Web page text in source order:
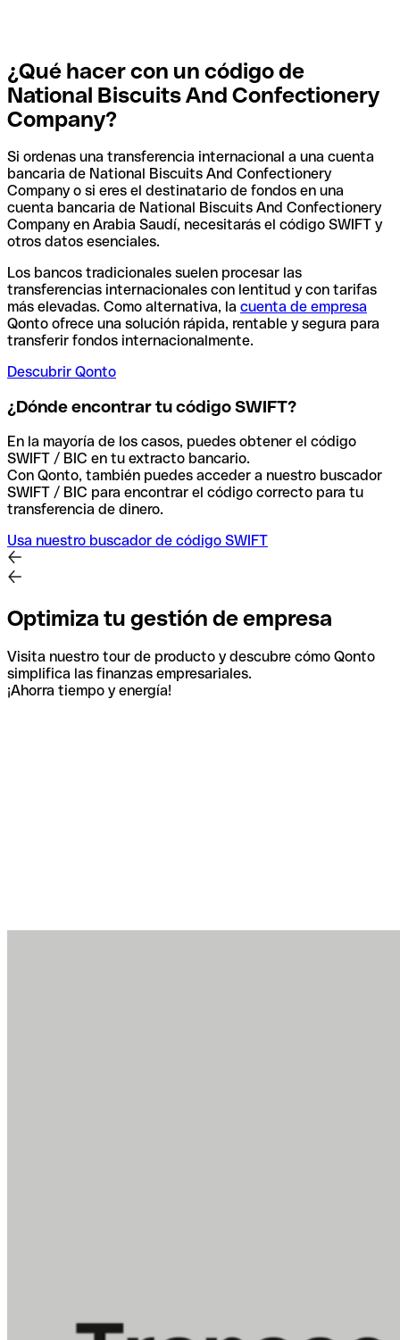
¿Qué hacer con un código de
National Biscuits And Confectionery
Company?
Si ordenas una transferencia internacional a una cuenta
bancaria de National Biscuits And Confectionery
Company o si eres el destinatario de fondos en una
cuenta bancaria de National Biscuits And Confectionery
Company en Arabia Saudí, necesitarás el código SWIFT y
otros datos esenciales.
Los bancos tradicionales suelen procesar las
transferencias internacionales con lentitud y con tarifas
más elevadas. Como alternativa, la cuenta de empresa
Qonto ofrece una solución rápida, rentable y segura para
transferir fondos internacionalmente.
Descubrir Qonto
¿Dónde encontrar tu código SWIFT?
En la mayoría de los casos, puedes obtener el código
SWIFT / BIC en tu extracto bancario.
Con Qonto, también puedes acceder a nuestro buscador
SWIFT / BIC para encontrar el código correcto para tu
transferencia de dinero.
Usa nuestro buscador de código SWIFT
Optimiza tu gestión de empresa
Visita nuestro tour de producto y descubre cómo Qonto
simplifica las finanzas empresariales.
¡Ahorra tiempo y energía!